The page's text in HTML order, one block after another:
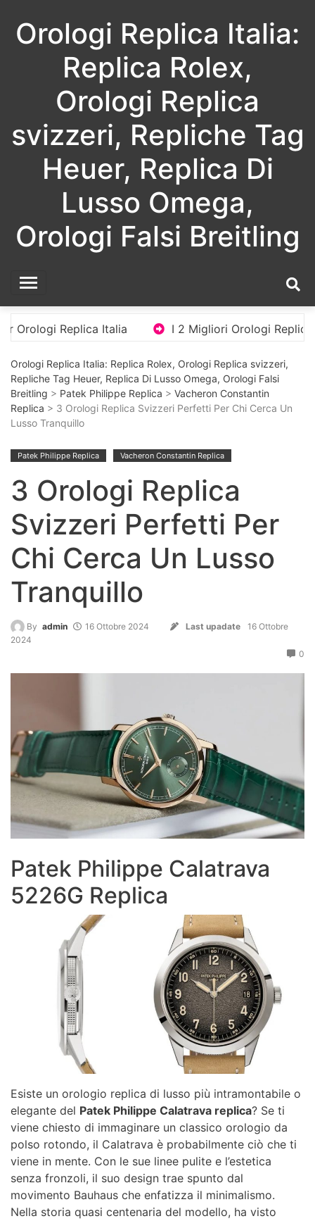
content
Orologi Replica Italia:
Replica Rolex,
Orologi Replica
svizzeri, Repliche Tag
Heuer, Replica Di
Lusso Omega,
Orologi Falsi Breitling
Italia I 2 Migliori Orologi Replica Di Lusso
Orologi Replica Italia: Replica Rolex, Orologi Replica svizzeri,
Repliche Tag Heuer, Replica Di Lusso Omega, Orologi Falsi
Breitling > Patek Philippe Replica > Vacheron Constantin
Replica > 3 Orologi Replica Svizzeri Perfetti Per Chi Cerca Un
Lusso Tranquillo
Patek Philippe Replica Vacheron Constantin Replica
3 Orologi Replica
Svizzeri Perfetti Per
Chi Cerca Un Lusso
Tranquillo
By admin 16 Ottobre 2024 Last upadate
16 Ottobre
2024
0
Patek Philippe Calatrava
5226G Replica
Esiste un orologio replica di lusso più intramontabile o
elegante del Patek Philippe Calatrava replica? Se ti
viene chiesto di immaginare un classico orologio da
polso rotondo, il Calatrava è probabilmente ciò che ti
viene in mente. Con le sue linee pulite e l’estetica
senza fronzoli, il suo design trae spunto dal
movimento Bauhaus che enfatizza il minimalismo.
Nella storia quasi centenaria del modello, ha visto